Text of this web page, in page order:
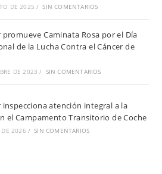
DE 2025 / SIN COMENTARIOS
Caminata Rosa por el Día
de la Lucha Contra el Cáncer de
DE 2023 / SIN COMENTARIOS
atención integral a la
el Campamento Transitorio de Coche
DE 2026 / SIN COMENTARIOS